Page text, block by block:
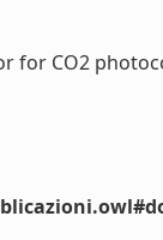
for CO2